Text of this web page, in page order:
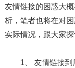
友情链接的困惑大
析，笔者也将在对
实际情况，跟大家
1、 友情链接到